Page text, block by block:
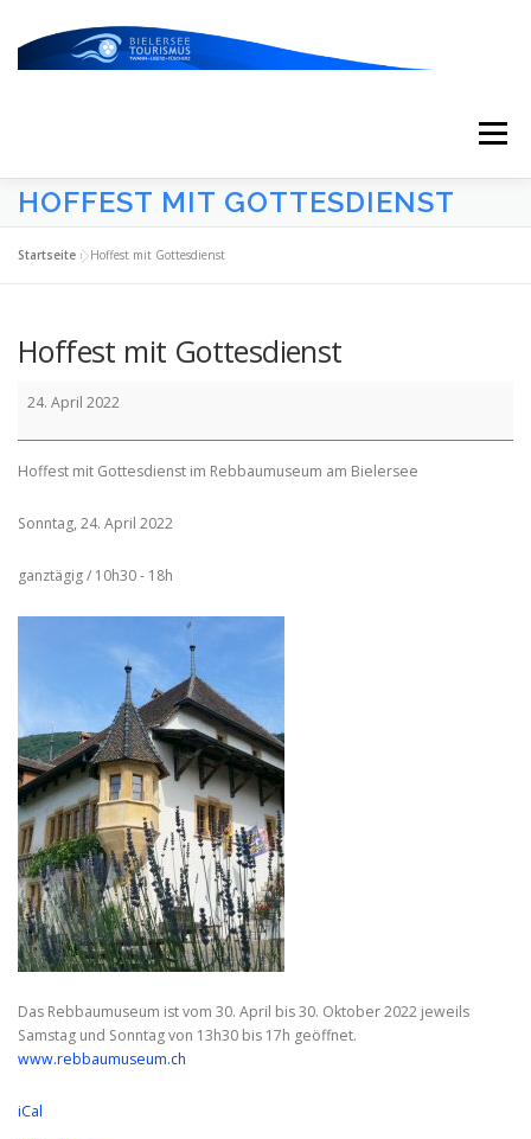
Menü
ESSEN/TRINKEN/SCHLAFEN
HOFFEST MIT GOTTESDIENST
Startseite »Hoffest mit Gottesdienst
Hoffest mit Gottesdienst
Gottesdienst
24. April 2022
Hoffest mit Gottesdienst im Rebbaumuseum am Bielersee
Sonntag, 24. April 2022
ganztägig / 10h30 - 18h
Das Rebbaumuseum ist vom 30. April bis 30. Oktober 2022 jeweils
Samstag und Sonntag von 13h30 bis 17h geöffnet.
www.rebbaumuseum.ch
iCal